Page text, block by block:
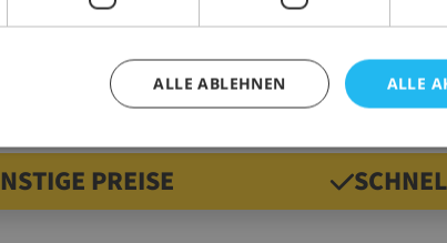
abtrennen
PREISE
ALLE
ALLE ABLEHNEN